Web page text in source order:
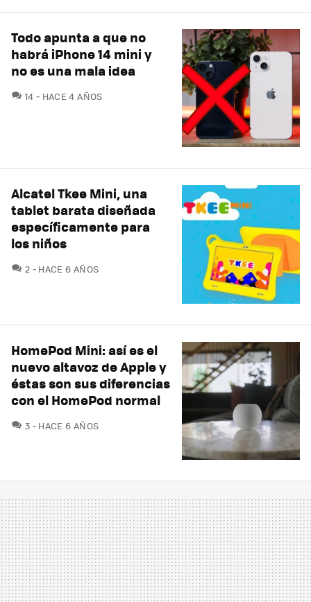
Todo apunta a que no
habrá iPhone 14 mini y
no es una mala idea
14 COMENTARIOS
HACE 4 AÑOS
Alcatel Tkee Mini, una
tablet barata diseñada
específicamente para
los niños
2 COMENTARIOS
HACE 6 AÑOS
HomePod Mini: así es el
nuevo altavoz de Apple y
éstas son sus diferencias
con el HomePod normal
3 COMENTARIOS
HACE 6 AÑOS